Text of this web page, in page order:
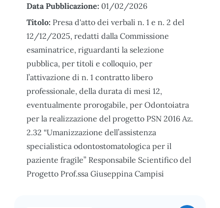
Data Pubblicazione: 01/02/2026
Titolo: Presa d'atto dei verbali n. 1 e n. 2 del
12/12/2025, redatti dalla Commissione
esaminatrice, riguardanti la selezione
pubblica, per titoli e colloquio, per
l’attivazione di n. 1 contratto libero
professionale, della durata di mesi 12,
eventualmente prorogabile, per Odontoiatra
per la realizzazione del progetto PSN 2016 Az.
2.32 “Umanizzazione dell’assistenza
specialistica odontostomatologica per il
paziente fragile” Responsabile Scientifico del
Progetto Prof.ssa Giuseppina Campisi